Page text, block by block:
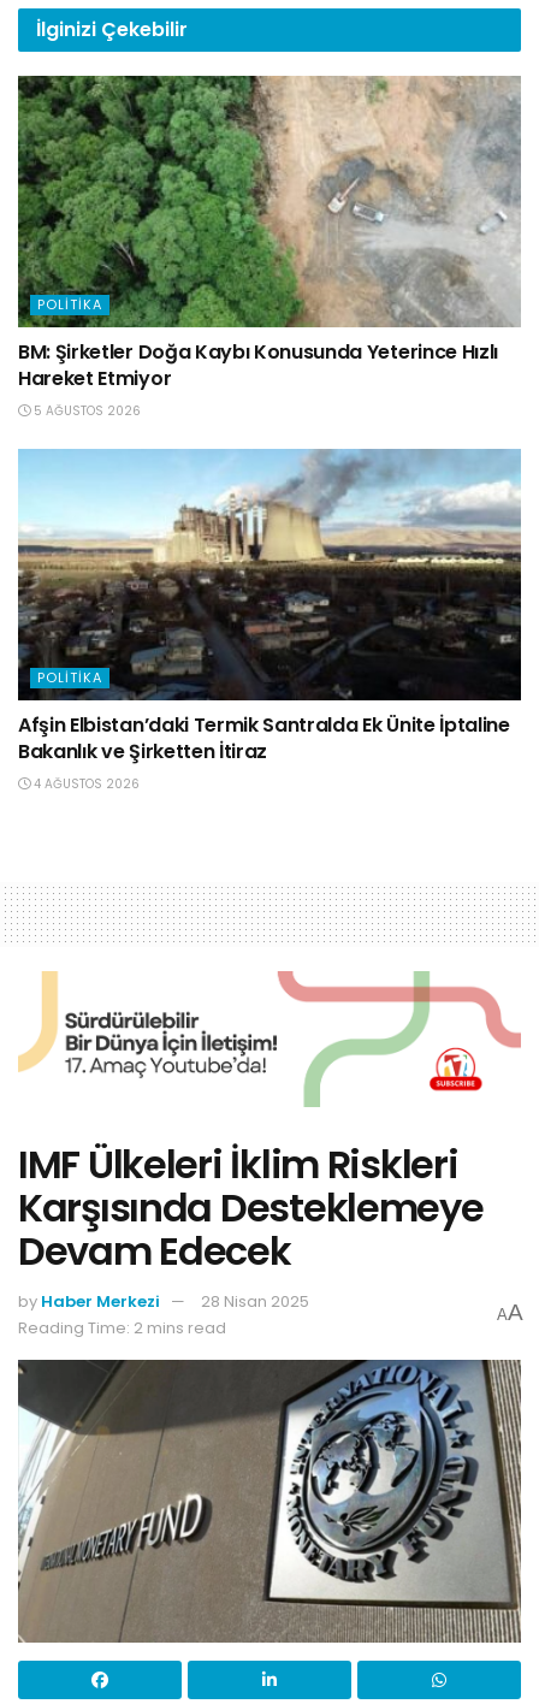
İlginizi Çekebilir
POLITIKA
BM: Şirketler Doğa Kaybı Konusunda Yeterince Hızlı
Hareket Etmiyor
5 AĞUSTOS 2026
POLITIKA
Afşin Elbistan’daki Termik Santralda Ek Ünite İptaline
Bakanlık ve Şirketten İtiraz
4 AĞUSTOS 2026
IMF Ülkeleri İklim Riskleri
Karşısında Desteklemeye
Devam Edecek
by Haber Merkezi
28 Nisan 2025
Reading Time: 2 mins read
AA